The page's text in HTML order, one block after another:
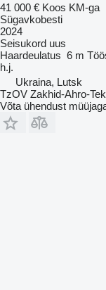
41 000 € Koos KM-ga
Sügavkobesti
2024
Seisukord uus
Haardeulatus 6 m
h.j.
Ukraina, Lutsk
TzOV Zakhid-Ahro-
Võta ühendust